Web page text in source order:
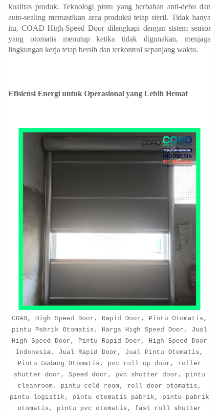
kualitas produk. Teknologi pintu yang berbahan anti-debu dan
auto-sealing memastikan area produksi tetap steril. Tidak hanya
itu, COAD High-Speed Door dilengkapi dengan sistem sensor
yang otomatis menutup ketika tidak digunakan, menjaga
lingkungan kerja tetap bersih dan terkontrol sepanjang waktu.
Efisiensi Energi untuk Operasional yang Lebih Hemat
COAD, High Speed Door, Rapid Door, Pintu Otomatis,
pintu Pabrik Otomatis, Harga High Speed Door, Jual
High Speed Door, Pintu Rapid Door, High Speed Door
Indonesia, Jual Rapid Door, Jual Pintu Otomatis,
Pintu Gudang Otomatis, pvc roll up door, roller
shutter door, Speed door, pvc shutter door, pintu
cleanroom, pintu cold room, roll door otomatis,
pintu logistik, pintu otomatis pabrik, pintu pabrik
otomatis, pintu pvc otomatis, fast roll shutter